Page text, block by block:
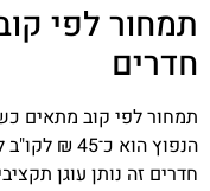
תמחור לפי
חדרים
תמחור לפי קוב מתאים
חדרים זה נותן עוגן